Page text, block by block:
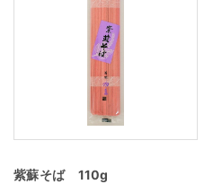
紫蘇そば 110g